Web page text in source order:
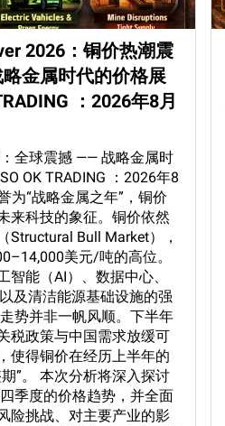
2026：铜价热潮震
金属时代的价格展
：2026年8月
：全球震撼 —— 战略金属时
OK TRADING ：2026年8
为“战略金属之年”，铜价
来科技的象征。铜价依然
Structural Bull Market），
美元/吨的高位。
智能（AI）、数据中心、
及清洁能源基础设施的强
势并非一帆风顺。下半年
税政策与中国需求放缓可
使得铜价在经历上半年的
”。 本次分析将深入探讨
季度的价格趋势，并全面
险挑战、对主要产业的影